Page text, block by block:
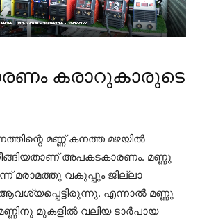
കരാറുകാരുടെ
മണ്ണ് കനത്ത മഴയിൽ
അപകടകാരണം. മണ്ണു
മരാമത്തു വകുപ്പും ജില്ലാ
എന്നാൽ മണ്ണു
മുകളിൽ വലിയ ടാർപായ